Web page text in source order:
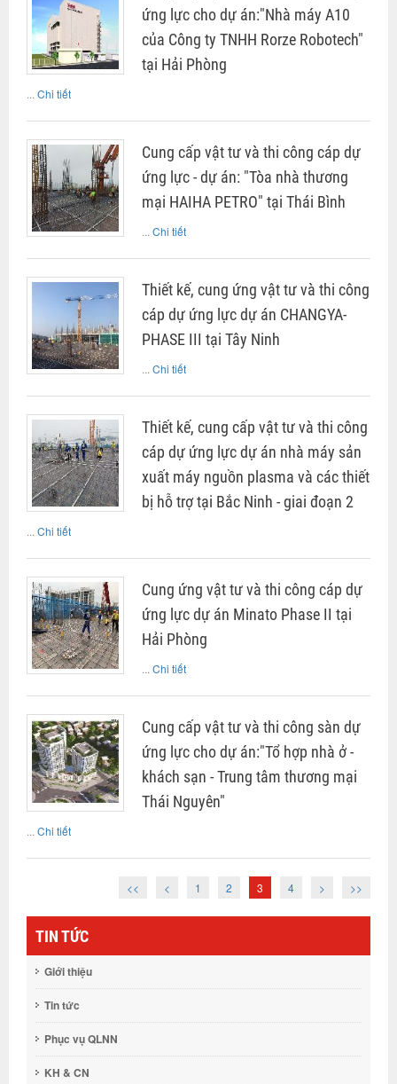
ứng lực cho dự án:"Nhà máy A10
của Công ty TNHH Rorze Robotech"
tại Hải Phòng
... Chi tiết
Cung cấp vật tư và thi công cáp dự
ứng lực - dự án: "Tòa nhà thương
mại HAIHA PETRO" tại Thái Bình
... Chi tiết
Thiết kế, cung ứng vật tư và thi công
cáp dự ứng lực dự án CHANGYA-
PHASE III tại Tây Ninh
... Chi tiết
Thiết kế, cung cấp vật tư và thi công
cáp dự ứng lực dự án nhà máy sản
xuất máy nguồn plasma và các thiết
bị hỗ trợ tại Bắc Ninh - giai đoạn 2
... Chi tiết
Cung ứng vật tư và thi công cáp dự
ứng lực dự án Minato Phase II tại
Hải Phòng
... Chi tiết
Cung cấp vật tư và thi công sàn dự
ứng lực cho dự án:"Tổ hợp nhà ở -
khách sạn - Trung tâm thương mại
Thái Nguyên"
... Chi tiết
<< < 1 2 3 4 > >>
TIN TỨC
Giới thiệu
Tin tức
Phục vụ QLNN
KH & CN